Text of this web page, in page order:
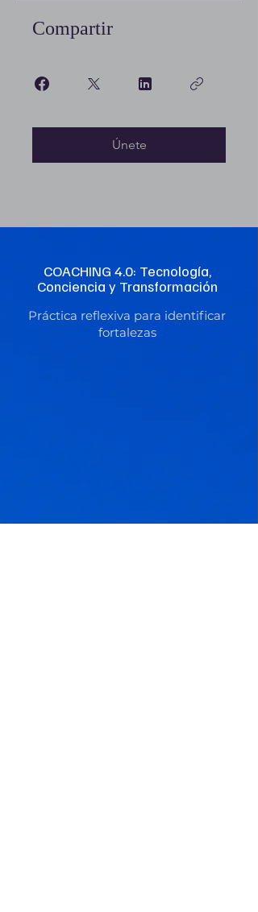
Compartir
Únete
COACHING 4.0: Tecnología,
Conciencia y Transformación
Práctica reflexiva para identificar
fortalezas